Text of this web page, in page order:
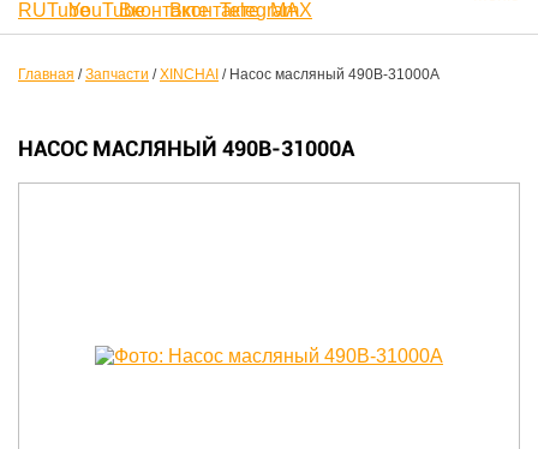
Главная /Запчасти /XINCHAI / Насос масляный 490B-31000A
НАСОС МАСЛЯНЫЙ 490B-31000A